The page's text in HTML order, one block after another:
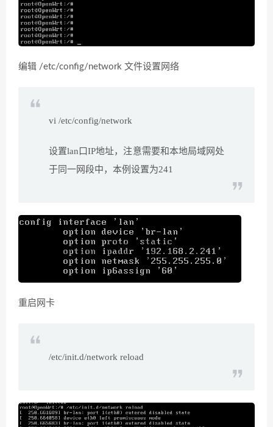
编辑 /etc/config/network 文件设置网络
vi /etc/config/network
设置lan口IP地址，注意需要和本地局域网处
于同一网段中，本例设置为241
重启网卡
/etc/init.d/network reload